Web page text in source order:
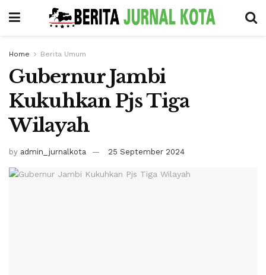
Home Berita Umum
Gubernur Jambi
Kukuhkan Pjs Tiga
Wilayah
by admin_jurnalkota 25 September 2024